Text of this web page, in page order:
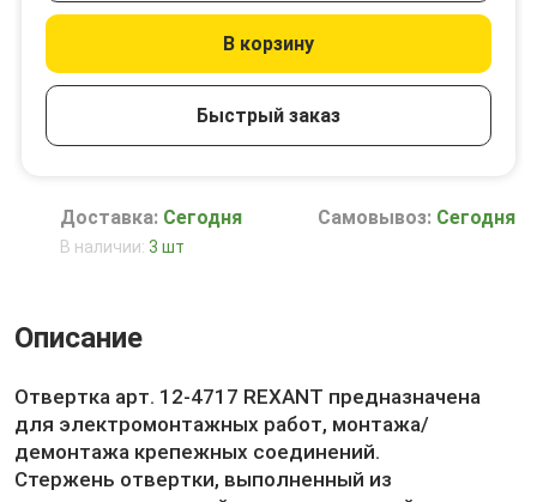
В корзину
Быстрый заказ
Доставка: Сегодня Самовывоз: Сегодня
В наличии: 3 шт
Описание
Отвертка арт. 12-4717 REXANT предназначена
для электромонтажных работ, монтажа/
демонтажа крепежных соединений.
Стержень отвертки, выполненный из